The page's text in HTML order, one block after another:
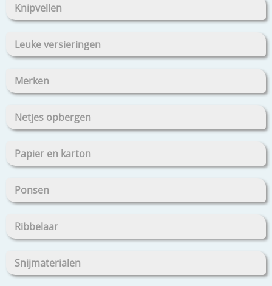
Knipvellen
Leuke versieringen
Merken
Netjes opbergen
Papier en karton
Ponsen
Ribbelaar
Snijmaterialen